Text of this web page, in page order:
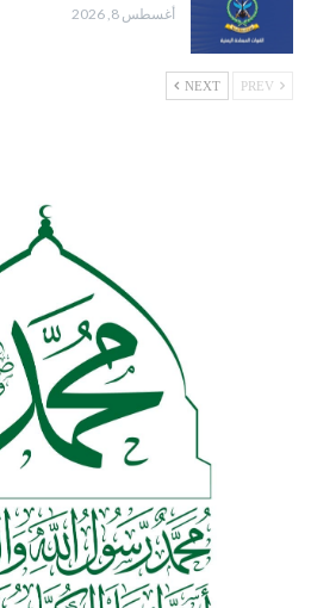
أغسطس 8, 2026
NEXT